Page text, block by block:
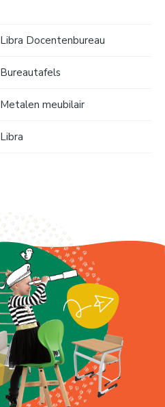
Libra Docentenbureau
Bureautafels
Metalen meubilair
Libra